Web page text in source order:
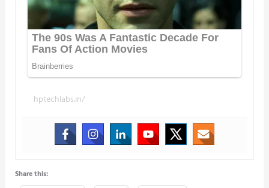
hptechlabs.in/
Share this: